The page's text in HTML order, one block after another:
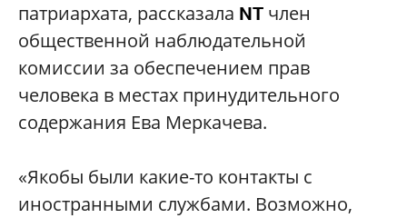
патриархата, рассказала NT член
общественной наблюдательной
комиссии за обеспечением прав
человека в местах принудительного
содержания Ева Меркачева.
«Якобы были какие-то контакты с
иностранными службами. Возможно,